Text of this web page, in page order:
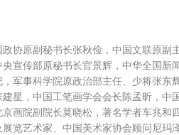
协原副秘书长张秋俭，中国文联原副
宣传部原秘书长官景辉，中华全国
军事科学院原政治部主任、少将张
星，中国工笔画学会会长陈孟昕，
画院副院长莫晓松，著名学者车兆和
艺术家、中国美术家协会顾问尼玛